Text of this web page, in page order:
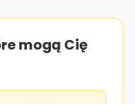
mogą Cię